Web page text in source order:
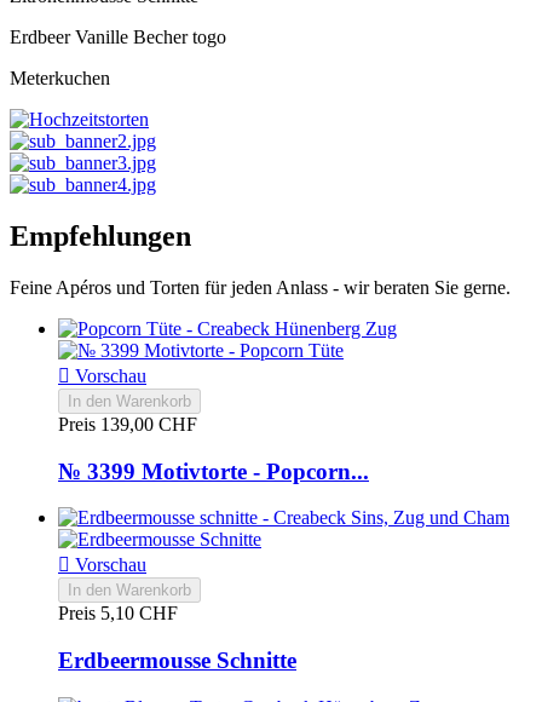
Erdbeer Vanille Becher togo
Meterkuchen
Empfehlungen
Feine Apéros und Torten für jeden Anlass - wir beraten Sie gerne.
 Vorschau
In den Warenkorb
Preis 139,00 CHF
№ 3399 Motivtorte - Popcorn...
 Vorschau
In den Warenkorb
Preis 5,10 CHF
Erdbeermousse Schnitte